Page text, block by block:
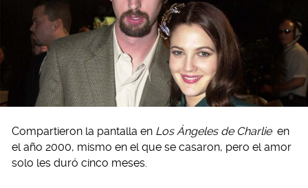
Compartieron la pantalla en Los Ángeles de Charlie en
el año 2000, mismo en el que se casaron, pero el amor
solo les duró cinco meses.